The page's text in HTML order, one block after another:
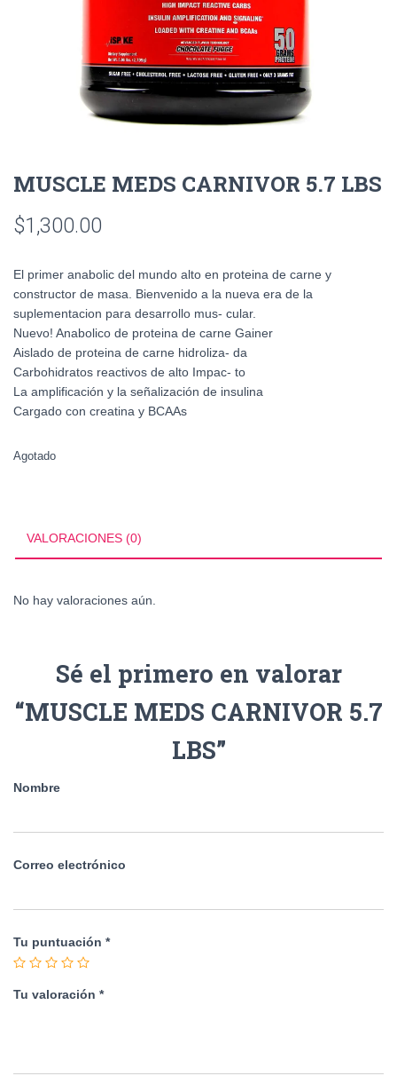
MUSCLE MEDS CARNIVOR 5.7 LBS
$1,300.00
El primer anabolic del mundo alto en proteina de carne y
constructor de masa. Bienvenido a la nueva era de la
suplementacion para desarrollo mus- cular.
Nuevo! Anabolico de proteina de carne Gainer
Aislado de proteina de carne hidroliza- da
Carbohidratos reactivos de alto Impac- to
La amplificación y la señalización de insulina
Cargado con creatina y BCAAs
Agotado
VALORACIONES (0)
No hay valoraciones aún.
Sé el primero en valorar
“MUSCLE MEDS CARNIVOR 5.7
LBS”
Nombre
Correo electrónico
Tu puntuación *
Tu valoración *